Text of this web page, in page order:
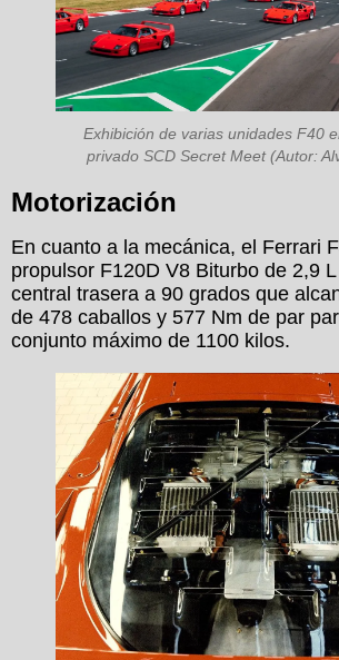
Exhibición de varias unidades F40
privado SCD Secret Meet (Autor:
Motorización
En cuanto a la mecánica, el Ferrari
propulsor F120D V8 Biturbo de 2,9
central trasera a 90 grados que
de 478 caballos y 577 Nm de par
conjunto máximo de 1100 kilos.